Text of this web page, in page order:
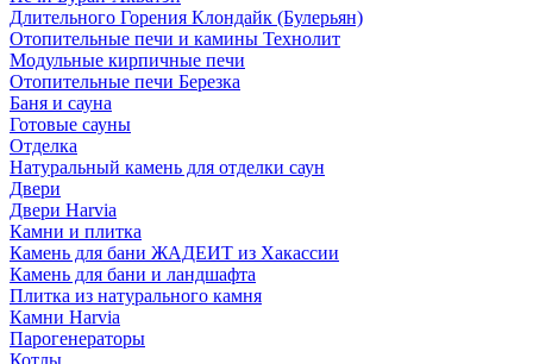
Длительного Горения Клондайк (Булерьян)
Отопительные печи и камины Технолит
Модульные кирпичные печи
Отопительные печи Березка
Баня и сауна
Готовые сауны
Отделка
Натуральный камень для отделки саун
Двери
Двери Harvia
Камни и плитка
Камень для бани ЖАДЕИТ из Хакассии
Камень для бани и ландшафта
Плитка из натурального камня
Камни Harvia
Парогенераторы
Котлы